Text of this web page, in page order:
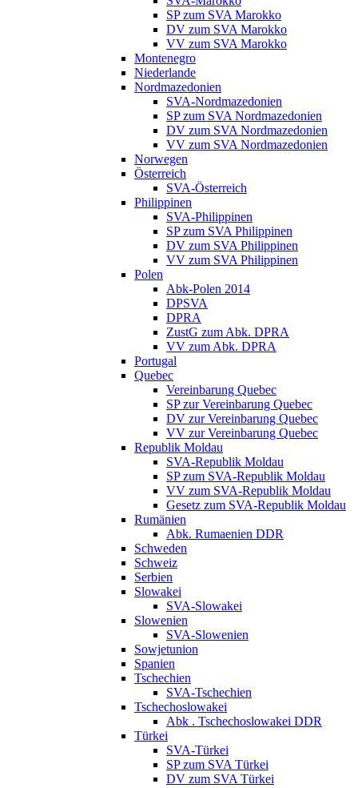
SP zum SVA Marokko
DV zum SVA Marokko
VV zum SVA Marokko
Montenegro
Niederlande
Nordmazedonien
SVA-Nordmazedonien
SP zum SVA Nordmazedonien
DV zum SVA Nordmazedonien
VV zum SVA Nordmazedonien
Norwegen
Österreich
SVA-Österreich
Philippinen
SVA-Philippinen
SP zum SVA Philippinen
DV zum SVA Philippinen
VV zum SVA Philippinen
Polen
Abk-Polen 2014
DPSVA
DPRA
ZustG zum Abk. DPRA
VV zum Abk. DPRA
Portugal
Quebec
Vereinbarung Quebec
SP zur Vereinbarung Quebec
DV zur Vereinbarung Quebec
VV zur Vereinbarung Quebec
Republik Moldau
SVA-Republik Moldau
SP zum SVA-Republik Moldau
VV zum SVA-Republik Moldau
Gesetz zum SVA-Republik Moldau
Rumänien
Abk. Rumaenien DDR
Schweden
Schweiz
Serbien
Slowakei
SVA-Slowakei
Slowenien
SVA-Slowenien
Sowjetunion
Spanien
Tschechien
SVA-Tschechien
Tschechoslowakei
Abk . Tschechoslowakei DDR
Türkei
SVA-Türkei
SP zum SVA Türkei
DV zum SVA Türkei